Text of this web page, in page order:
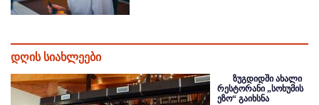
დღის სიახლეები
ზუგდიდში ახალი
რესტორანი „სოხუმის
ეზო“ გაიხსნა